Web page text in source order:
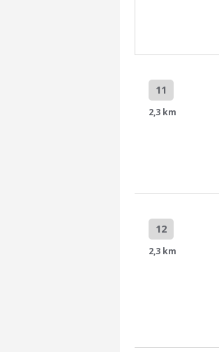
11
2,3 km
12
2,3 km